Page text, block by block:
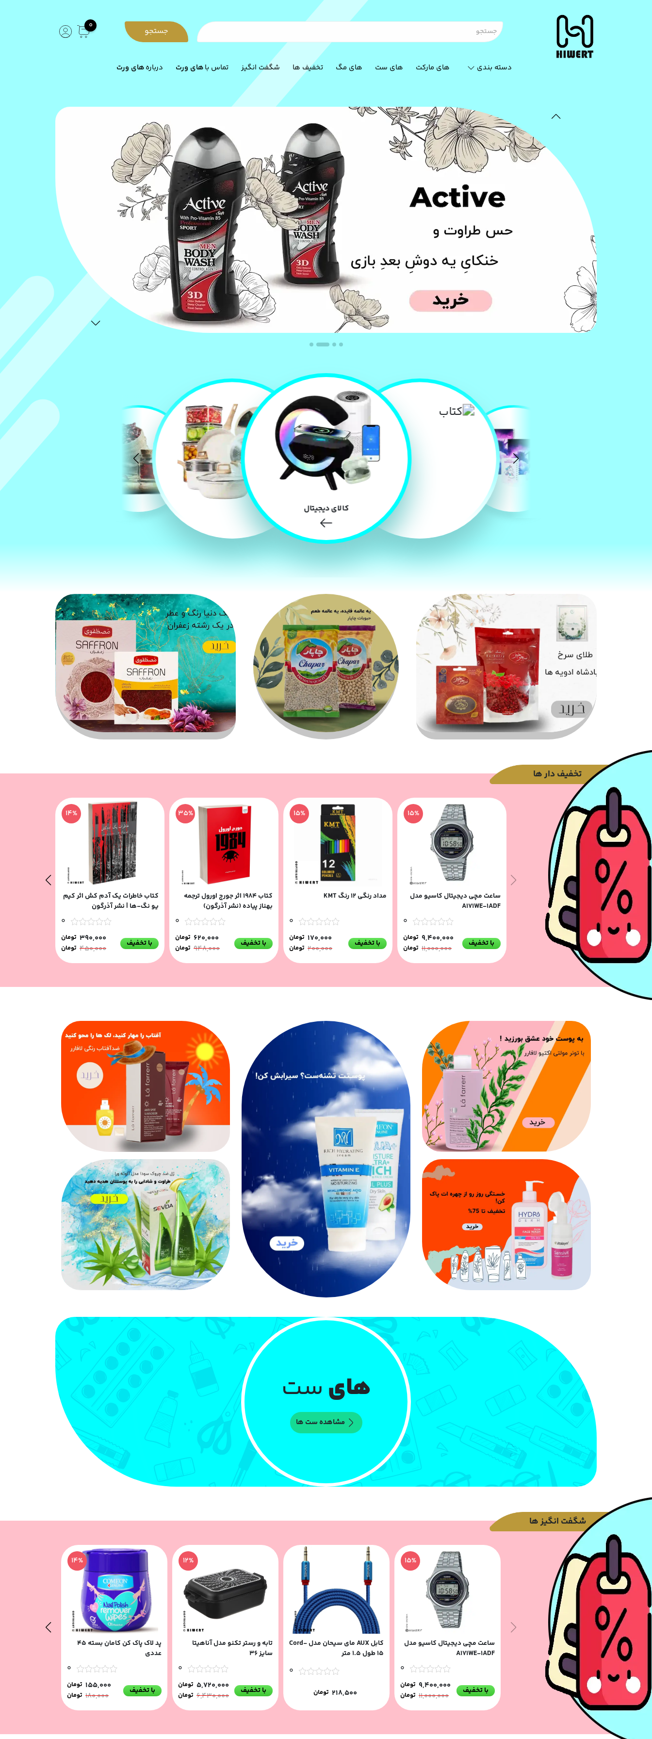
جستجو 0
دسته بندی های مارکت های ست های مگ تخفیف ها شگفت انگیز تماس باهای ورت دربارههای ورت
کالای دیجیتال
تخفیف دار ها
ساعت مچی دیجیتال کاسیو مدل
A171WE-1ADF
15%
0
با تخفیف 9,400,000 تومان
11,000,000 تومان
مداد رنگی ۱۲ رنگ KMT
15%
0
با تخفیف 170,000 تومان
200,000 تومان
کتاب 1984 اثر جورج اورول ترجمه
بهناز پیاده (نشر آذرگون)
35%
0
با تخفیف 620,000 تومان
948,000 تومان
کتاب خاطرات یک آدم کش اثر کیم
یو نگ-ها | نشر آذرگون
14%
0
با تخفیف 390,000 تومان
450,000 تومان
هایست
مشاهده ست ها
شگفت انگیز ها
ساعت مچی دیجیتال کاسیو مدل
A171WE-1ADF
15%
0
با تخفیف 9,400,000 تومان
11,000,000 تومان
کابل AUX مای سیحان مدل Cord-
15 طول 1.5 متر
0
218,500 تومان
تابه و رستر تکنو مدل آناهیتا
سایز 36
12%
0
با تخفیف 5,720,000 تومان
6,430,000 تومان
پد لاک پاک کن کامان بسته 45
عددی
14%
0
با تخفیف 155,000 تومان
180,000 تومان